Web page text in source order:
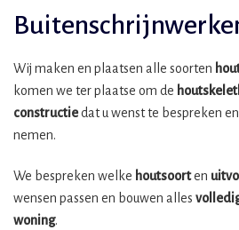
Wij maken en plaatsen alle soorten
komen we ter plaatse om de
constructiedat u wenst te bespreken
nemen.
We bespreken welke houtsoorten
wensen passen en bouwen alles
woning.